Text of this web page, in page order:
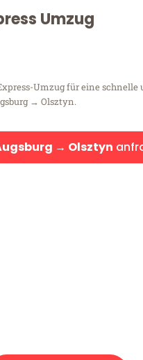
Umzug
Umzug für eine
→ Olsztyn.
→ Olsztyn